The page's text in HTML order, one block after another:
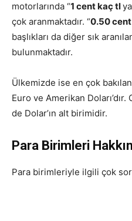
motorlarında “1 cent kaç tl
çok aranmaktadır. “0.50
başlıkları da diğer sık
bulunmaktadır.
Ülkemizde ise en çok
Euro ve Amerikan
de Dolar’ın alt birimidir.
Para Birimleri
Para birimleriyle ilgili çok